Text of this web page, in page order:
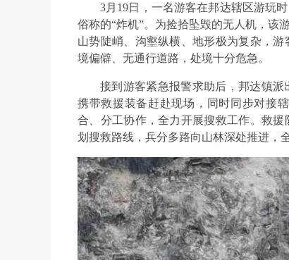
3月19日，一名游客在邦达辖区游玩
俗称的“炸机”。为捡拾坠毁的无人机，该
山势陡峭、沟壑纵横、地形极为复杂，
境偏僻、无通行道路，处境十分危急。
接到游客紧急报警求助后，邦达镇
携带救援装备赶赴现场，同时同步对接
合、分工协作，全力开展搜救工作。救
划搜救路线，兵分多路向山林深处推进，